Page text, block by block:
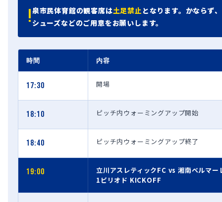
!泉市民体育館の観客席は土足禁止 となります。かならず
シューズなどのご用意をお願いします。
時間 内容
17:30 開場
18:10 ピッチ内ウォーミングアップ開始
18:40 ピッチ内ウォーミングアップ終了
19:00
立川アスレティックFC vs 湘南ベルマ
1ピリオド KICKOFF